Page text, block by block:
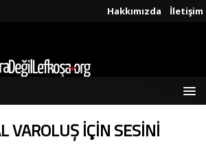
Hakkımızda İletişim
VAROLUŞ İÇİN SESİNİ